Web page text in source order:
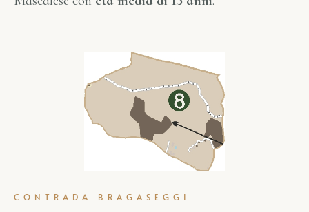
CONTRADA BRAGASEGGI